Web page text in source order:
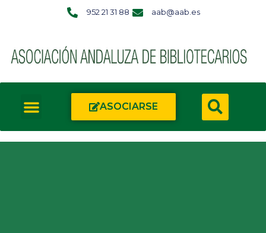
952 21 31 88 aab@aab.es
ASOCIARSE